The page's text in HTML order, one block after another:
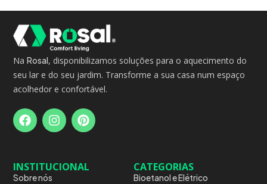
NaRosal, disponibilizamos soluções para o aquecimento do
seu lar e do seu jardim. Transforme a sua casa num espaço
acolhedor e confortável.
INSTITUCIONAL
Sobre nós
CATEGORIAS
Bioetanol e Elétrico